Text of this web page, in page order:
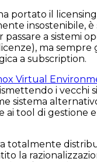
portato il
insostenibile, è
a sistemi
ma sempre
a subscription.
Virtual
i vecchi
sistema
ai tool di gestione
totalmente
la